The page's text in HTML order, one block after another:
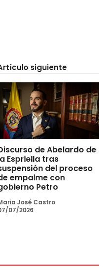
siguiente
de Abelardo de
Espriella tras
del proceso
empalme con
Petro
José Castro
07/2026